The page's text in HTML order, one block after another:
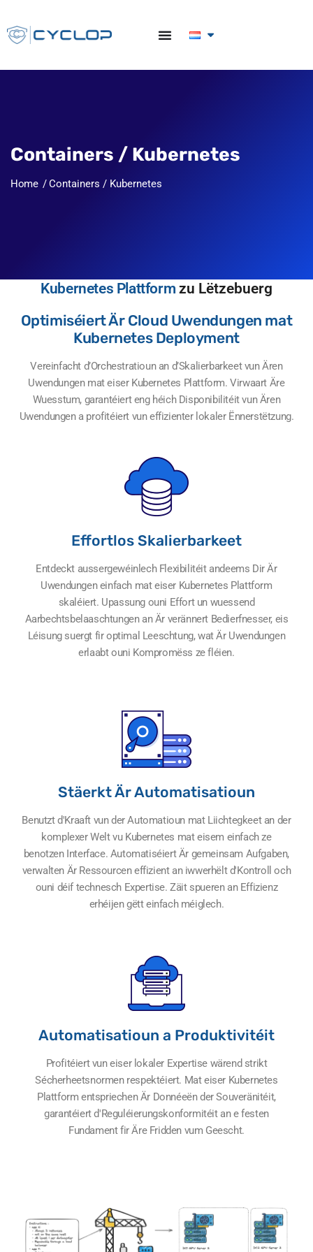
Containers / Kubernetes
Home Containers / Kubernetes
Kubernetes Plattform zu Lëtzebuerg
Optimiséiert Är Cloud Uwendungen mat
Kubernetes Deployment
Vereinfacht d’Orchestratioun an d’Skalierbarkeet vun Ären
Uwendungen mat eiser Kubernetes Plattform. Virwaart Äre
Wuesstum, garantéiert eng héich Disponibilitéit vun Ären
Uwendungen a profitéiert vun effizienter lokaler Ënnerstëtzung.
Effortlos Skalierbarkeet
Entdeckt aussergewéinlech Flexibilitéit andeems Dir Är
Uwendungen einfach mat eiser Kubernetes Plattform
skaléiert. Upassung ouni Effort un wuessend
Aarbechtsbelaaschtungen an Är verännert Bedierfnesser, eis
Léisung suergt fir optimal Leeschtung, wat Är Uwendungen
erlaabt ouni Kompromëss ze fléien.
Stäerkt Är Automatisatioun
Benutzt d'Kraaft vun der Automatioun mat Liichtegkeet an der
komplexer Welt vu Kubernetes mat eisem einfach ze
benotzen Interface. Automatiséiert Är gemeinsam Aufgaben,
verwalten Är Ressourcen effizient an iwwerhëlt d'Kontroll och
ouni déif technesch Expertise. Zäit spueren an Effizienz
erhéijen gëtt einfach méiglech.
Automatisatioun a Produktivitéit
Profitéiert vun eiser lokaler Expertise wärend strikt
Sécherheetsnormen respektéiert. Mat eiser Kubernetes
Plattform entspriechen Är Donnéeën der Souveränitéit,
garantéiert d'Reguléierungskonformitéit an e festen
Fundament fir Äre Fridden vum Geescht.